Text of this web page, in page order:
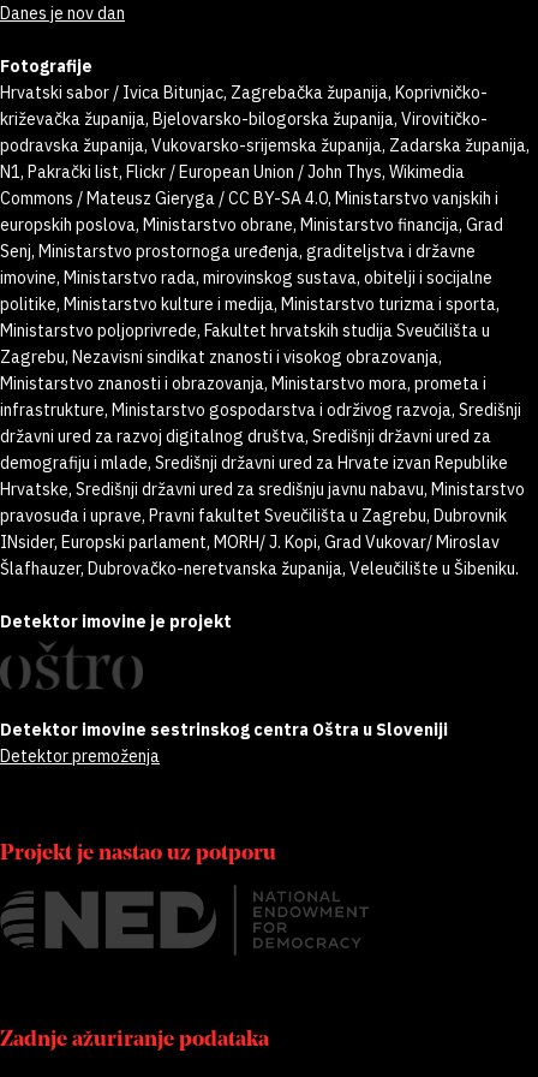
Danes je nov dan
Fotografije
Hrvatski sabor / Ivica Bitunjac, Zagrebačka županija, Koprivničko-
križevačka županija, Bjelovarsko-bilogorska županija, Virovitičko-
podravska županija, Vukovarsko-srijemska županija, Zadarska županija,
N1, Pakrački list, Flickr / European Union / John Thys, Wikimedia
Commons / Mateusz Gieryga / CC BY-SA 4.0, Ministarstvo vanjskih i
europskih poslova, Ministarstvo obrane, Ministarstvo financija, Grad
Senj, Ministarstvo prostornoga uređenja, graditeljstva i državne
imovine, Ministarstvo rada, mirovinskog sustava, obitelji i socijalne
politike, Ministarstvo kulture i medija, Ministarstvo turizma i sporta,
Ministarstvo poljoprivrede, Fakultet hrvatskih studija Sveučilišta u
Zagrebu, Nezavisni sindikat znanosti i visokog obrazovanja,
Ministarstvo znanosti i obrazovanja, Ministarstvo mora, prometa i
infrastrukture, Ministarstvo gospodarstva i održivog razvoja, Središnji
državni ured za razvoj digitalnog društva, Središnji državni ured za
demografiju i mlade, Središnji državni ured za Hrvate izvan Republike
Hrvatske, Središnji državni ured za središnju javnu nabavu, Ministarstvo
pravosuđa i uprave, Pravni fakultet Sveučilišta u Zagrebu, Dubrovnik
INsider, Europski parlament, MORH/ J. Kopi, Grad Vukovar/ Miroslav
Šlafhauzer, Dubrovačko-neretvanska županija, Veleučilište u Šibeniku.
Detektor imovine je projekt
Detektor imovine sestrinskog centra Oštra u Sloveniji
Detektor premoženja
Projekt je nastao uz potporu
Zadnje ažuriranje podataka